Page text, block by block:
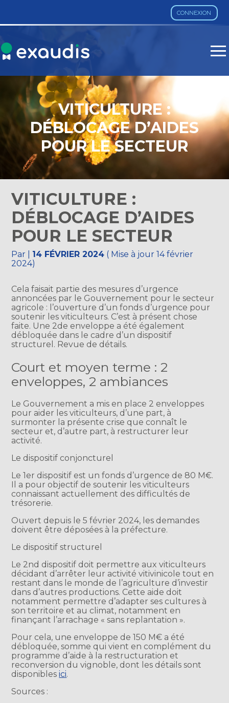
CONNEXION
Aller
VITICULTURE :
DÉBLOCAGE D’AIDES
POUR LE SECTEUR
VITICULTURE :
DÉBLOCAGE D’AIDES
POUR LE SECTEUR
Par 14 FÉVRIER 2024 ( Mise à jour 14 février
2024)
Cela faisait partie des mesures d’urgence
annoncées par le Gouvernement pour le secteur
agricole : l’ouverture d’un fonds d’urgence pour
soutenir les viticulteurs. C’est à présent chose
faite. Une 2de enveloppe a été également
débloquée dans le cadre d’un dispositif
structurel. Revue de détails.
Court et moyen terme : 2
enveloppes, 2 ambiances
Le Gouvernement a mis en place 2 enveloppes
pour aider les viticulteurs, d’une part, à
surmonter la présente crise que connaît le
secteur et, d’autre part, à restructurer leur
activité.
Le dispositif conjoncturel
Le 1er dispositif est un fonds d’urgence de 80 M€.
Il a pour objectif de soutenir les viticulteurs
connaissant actuellement des difficultés de
trésorerie.
Ouvert depuis le 5 février 2024, les demandes
doivent être déposées à la préfecture.
Le dispositif structurel
Le 2nd dispositif doit permettre aux viticulteurs
décidant d’arrêter leur activité vitivinicole tout en
restant dans le monde de l’agriculture d’investir
dans d’autres productions. Cette aide doit
notamment permettre d’adapter ses cultures à
son territoire et au climat, notamment en
finançant l’arrachage « sans replantation ».
Pour cela, une enveloppe de 150 M€ a été
débloquée, somme qui vient en complément du
programme d’aide à la restructuration et
reconversion du vignoble, dont les détails sont
disponiblesici.
Sources :